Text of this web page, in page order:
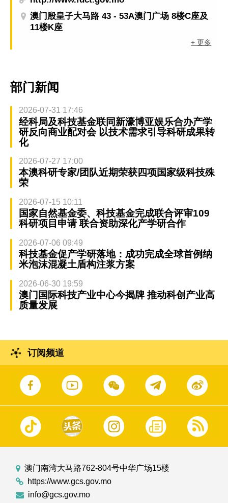
澳门殷皇子大马路 43 - 53A澳门广场 8楼C座及
11楼K座
+ 更多
部门新闻
2026-07-31 17:46
经科局及科技基金联同新濠博亚娱乐合办产学
研反向商业配对会 以技术需求引导科研成果转
化
2026-07-27 17:00
本澳科研专家/团队近期荣获四项国家级科技殊
荣
2026-07-15 10:11
国家自然基金委、科技基金完成联合评审109
科研项目申请 联合资助深化产学研合作
2026-07-06 09:49
科技基金促产学研落地：成功完成全球首例纳
米泡沫混凝土盾构注浆方案
2026-06-30 19:59
澳门国际科技产业中心今揭牌 推动科创产业高
质量发展
订阅频道
澳门南湾大马路762-804号中华广场15楼
https://www.gcs.gov.mo
info@gcs.gov.mo